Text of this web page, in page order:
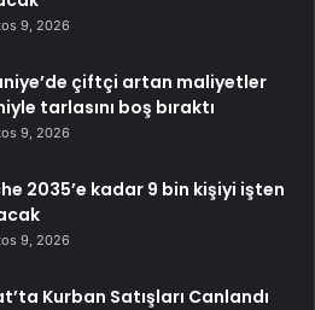
9, 2026
çiftçi artan maliyetler
tarlasını boş bıraktı
9, 2026
2035’e kadar 9 bin kişiyi işten
9, 2026
Kurban Satışları Canlandı